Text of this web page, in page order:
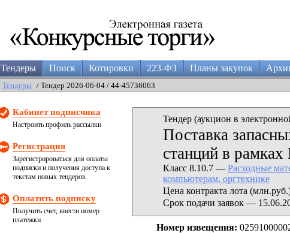
Тендеры Поиск Котировки 223-ФЗ Планы закупок
Тендеры / Тендер 2026-06-04 / 44-45736063
Кабинет подписчика
Настроить профиль рассылки
Регистрация
Зарегистрироваться для оплаты
подписки и получения доступа к
текстам новых тендеров
Оплатить подписку
Получить счет, ввести номер
платежки
Тендер (аукцион в
Поставка
станций в
Класс 8.10.7 — Расходные
компьютерам, оргтехнике
Цена контракта лота
Срок подачи заявок —
Номер извещения: